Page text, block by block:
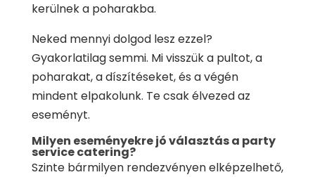
kerülnek a poharakba.
Neked mennyi dolgod lesz ezzel?
Gyakorlatilag semmi. Mi visszük a pultot, a
poharakat, a díszítéseket, és a végén
mindent elpakolunk. Te csak élvezed az
eseményt.
Milyen eseményekre jó választás a party
service catering?
Szinte bármilyen rendezvényen elképzelhető,